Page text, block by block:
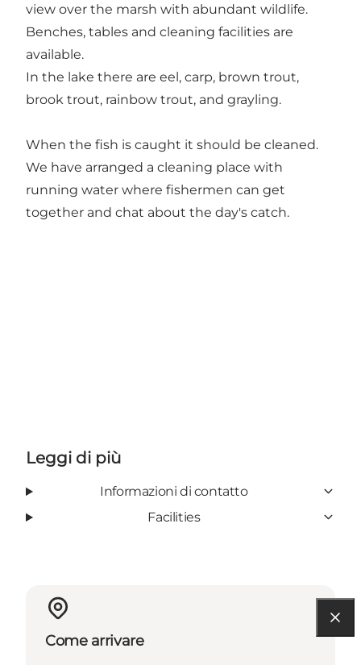
view over the marsh with abundant wildlife.
Benches, tables and cleaning facilities are
available.
In the lake there are eel, carp, brown trout,
brook trout, rainbow trout, and grayling.
When the fish is caught it should be cleaned.
We have arranged a cleaning place with
running water where fishermen can get
together and chat about the day's catch.
Leggi di più
Informazioni di contatto
Facilities
Come arrivare